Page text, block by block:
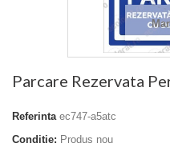
Parcare Rezervata
Referinta ec747-a5atc
Conditie: Produs nou